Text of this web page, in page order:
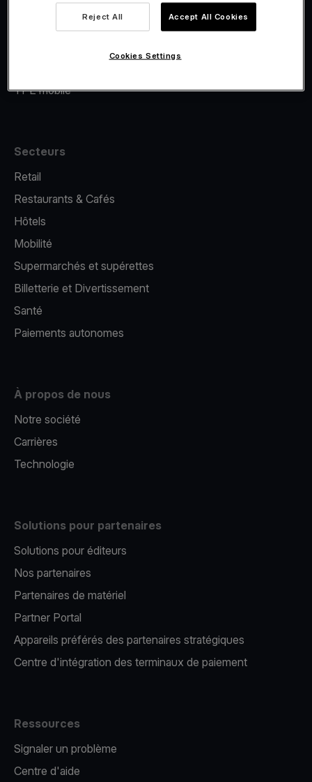
Financement Viva.com
TPE mobile
Secteurs
Retail
Restaurants & Cafés
Hôtels
Mobilité
Supermarchés et supérettes
Billetterie et Divertissement
Santé
Paiements autonomes
À propos de nous
Notre société
Carrières
Technologie
Solutions pour partenaires
Solutions pour éditeurs​
Nos partenaires​
Partenaires de matériel
Partner Portal
Appareils préférés des partenaires stratégiques
Centre d'intégration des terminaux de paiement
Ressources
Signaler un problème
Centre d'aide
Reject All Accept All Cookies
Cookies Settings